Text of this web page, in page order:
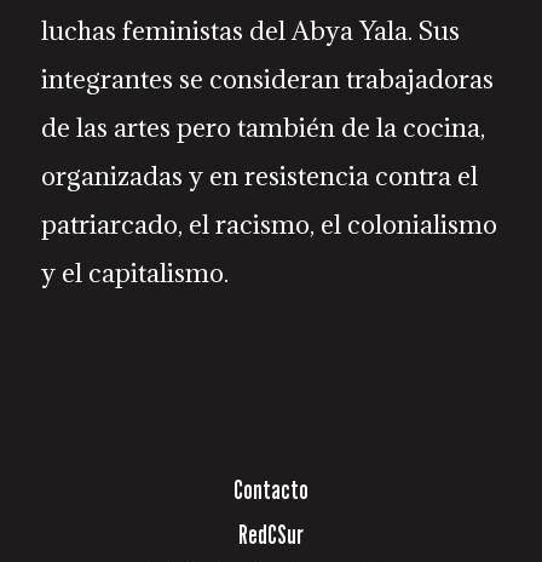
luchas feministas del Abya Yala. Sus
integrantes se consideran trabajadoras
de las artes pero también de la cocina,
organizadas y en resistencia contra el
patriarcado, el racismo, el colonialismo
y el capitalismo.
Contacto
RedCSur